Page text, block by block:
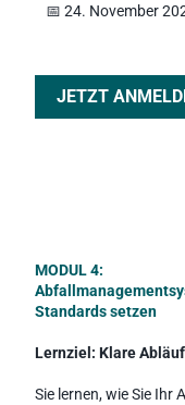
📅 24. November
JETZT
MODUL 4:
Standards setzen
Lernziel: Klare
Sie lernen, wie Sie